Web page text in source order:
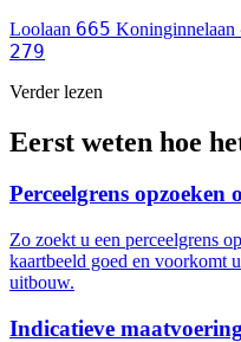
Loolaan 665 Koninginnelaan
279
Verder lezen
Eerst weten hoe
Perceelgrens opzoeken
Zo zoekt u een perceelgrens
kaartbeeld goed en voorkomt
uitbouw.
Indicatieve